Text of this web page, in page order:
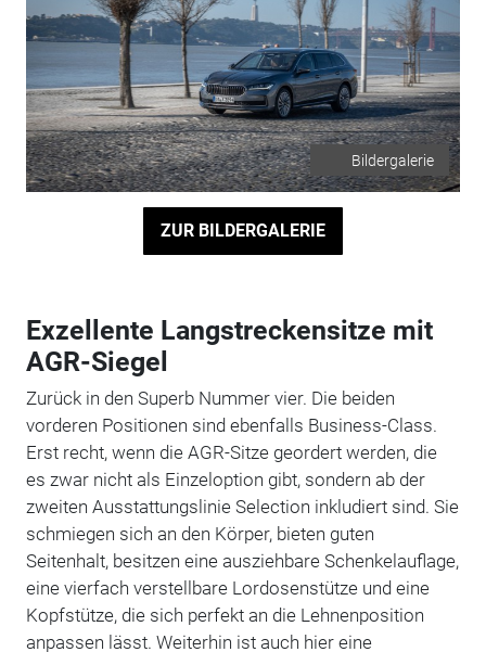
Bildergalerie
ZUR BILDERGALERIE
Exzellente Langstreckensitze mit
AGR-Siegel
Zurück in den Superb Nummer vier. Die beiden
vorderen Positionen sind ebenfalls Business-Class.
Erst recht, wenn die AGR-Sitze geordert werden, die
es zwar nicht als Einzeloption gibt, sondern ab der
zweiten Ausstattungslinie Selection inkludiert sind. Sie
schmiegen sich an den Körper, bieten guten
Seitenhalt, besitzen eine ausziehbare Schenkelauflage,
eine vierfach verstellbare Lordosenstütze und eine
Kopfstütze, die sich perfekt an die Lehnenposition
anpassen lässt. Weiterhin ist auch hier eine